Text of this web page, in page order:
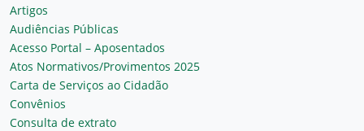
Artigos
Audiências Públicas
Acesso Portal – Aposentados
Atos Normativos/Provimentos 2025
Carta de Serviços ao Cidadão
Convênios
Consulta de extrato